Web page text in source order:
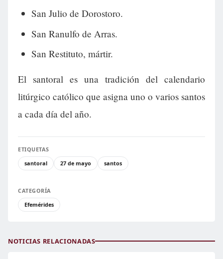
San Julio de Dorostoro.
San Ranulfo de Arras.
San Restituto, mártir.
El santoral es una tradición del calendario
litúrgico católico que asigna uno o varios santos
a cada día del año.
ETIQUETAS
santoral
27 de mayo santos
CATEGORÍA
Efemérides
NOTICIAS RELACIONADAS